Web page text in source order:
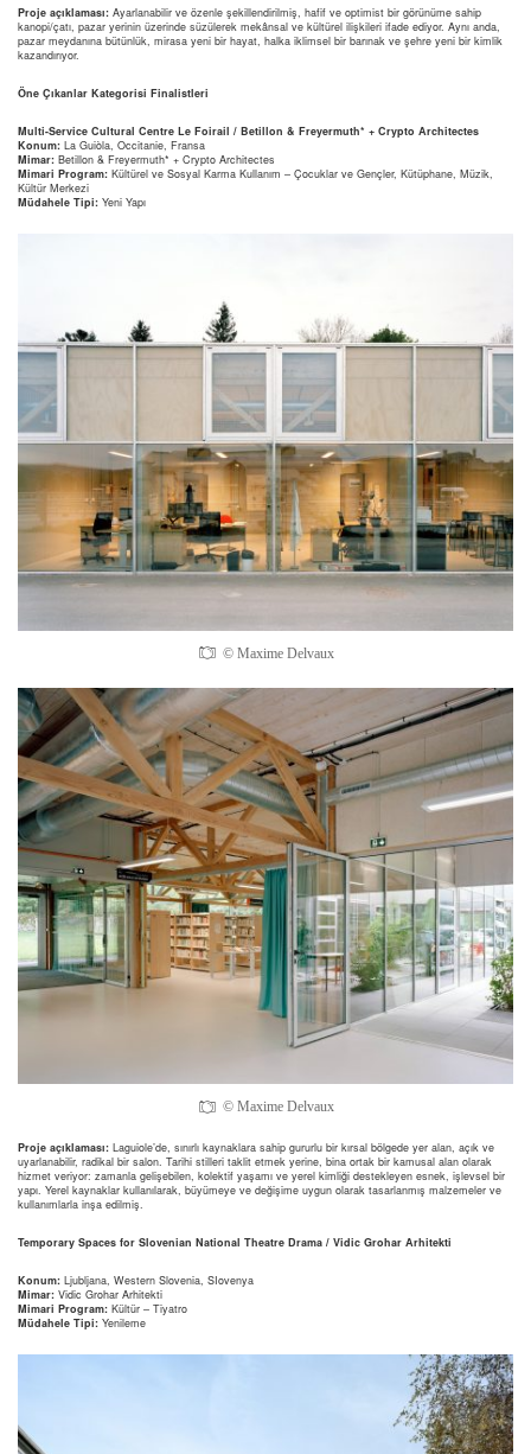
Proje açıklaması: Ayarlanabilir ve özenle şekillendirilmiş, hafif ve optimist bir görünüme sahip
kanopi/çatı, pazar yerinin üzerinde süzülerek mekânsal ve kültürel ilişkileri ifade ediyor. Aynı anda,
pazar meydanına bütünlük, mirasa yeni bir hayat, halka iklimsel bir barınak ve şehre yeni bir kimlik
kazandırıyor.
Öne Çıkanlar Kategorisi Finalistleri
Multi-Service Cultural Centre Le Foirail / Betillon & Freyermuth* + Crypto Architectes
Konum: La Guiòla, Occitanie, Fransa
Mimar: Betillon & Freyermuth* + Crypto Architectes
Mimari Program: Kültürel ve Sosyal Karma Kullanım – Çocuklar ve Gençler, Kütüphane, Müzik,
Kültür Merkezi
Müdahele Tipi: Yeni Yapı
© Maxime Delvaux
© Maxime Delvaux
Proje açıklaması: Laguiole’de, sınırlı kaynaklara sahip gururlu bir kırsal bölgede yer alan, açık ve
uyarlanabilir, radikal bir salon. Tarihi stilleri taklit etmek yerine, bina ortak bir kamusal alan olarak
hizmet veriyor: zamanla gelişebilen, kolektif yaşamı ve yerel kimliği destekleyen esnek, işlevsel bir
yapı. Yerel kaynaklar kullanılarak, büyümeye ve değişime uygun olarak tasarlanmış malzemeler ve
kullanımlarla inşa edilmiş.
Temporary Spaces for Slovenian National Theatre Drama / Vidic Grohar Arhitekti
Konum: Ljubljana, Western Slovenia, SIovenya
Mimar: Vidic Grohar Arhitekti
Mimari Program: Kültür – Tiyatro
Müdahele Tipi: Yenileme